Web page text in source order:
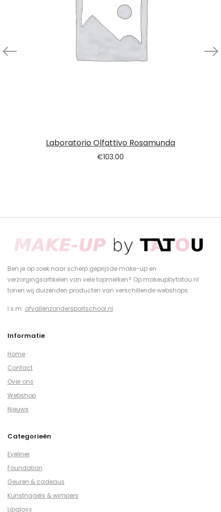
Laboratorio Olfattivo Rosamunda
€103.00
Ben je op zoek naar scherp geprijsde make-up en
verzorgingsartikelen van vele topmerken? Op makeupbytatou.nl
tonen wij duizenden producten van verschillende webshops.
I.s.m. afvallenzondersportschool.nl
Informatie
Home
Contact
Over ons
Webshop
Nieuws
Categorieën
Eyeliner
Foundation
Geuren & cadeaus
Kunstnagels & wimpers
Lipgloss